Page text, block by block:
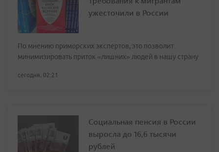
ужесточили в России
По мнению приморских экспертов, это позволит
минимизировать приток «лишних» людей в нашу страну
сегодня, 02:21
Социальная пенсия в России
выросла до 16,6 тысячи
рублей